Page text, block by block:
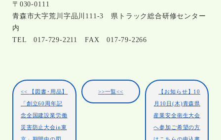
〒030-0111
青森市大字荒川字品川111-3 県トラック総合研修センター
内
TEL 017-729-2211 FAX 017-79-2266
【図書･用品】
「創立60周年記
念全国建設業労働
災害防止大会in東
一覧
【お知らせ】10
月10日(木)青森県
産業安全衛生大会
へ参加ご希望の方